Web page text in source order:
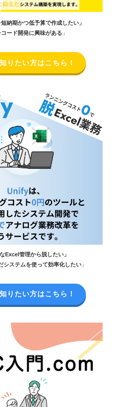
短納期かつ低予算で作成したい」
コード開発に興味がある 」
りたい方はこちら！
なExcel管理から脱したい」
システムを使って効率化したい 」
りたい方はこちら！